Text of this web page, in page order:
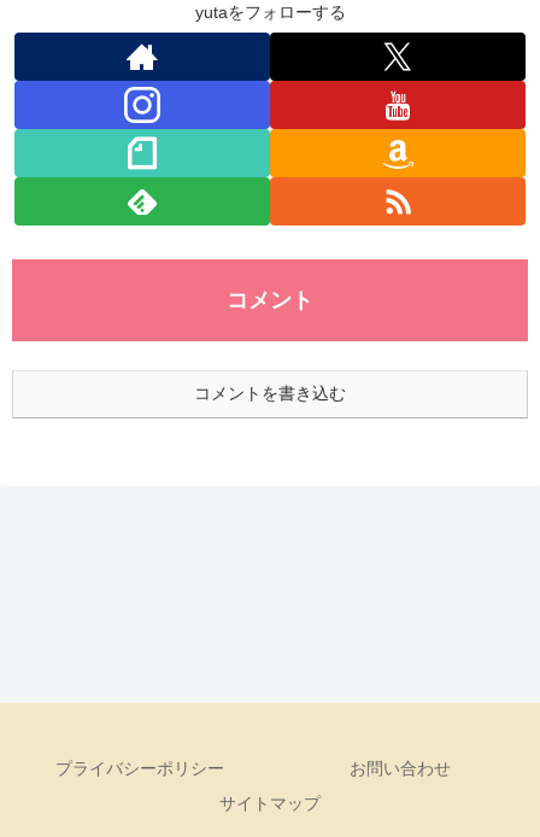
yutaをフォローする
コメント
コメントを書き込む
プライバシーポリシー
お問い合わせ
サイトマップ